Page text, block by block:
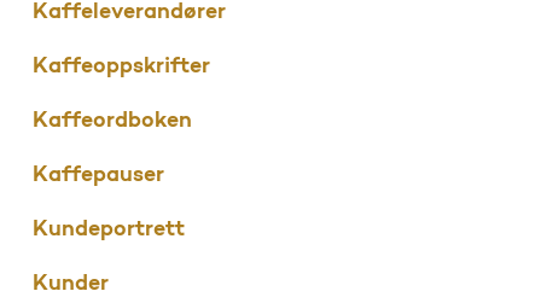
Kaffeleverandører
Kaffeoppskrifter
Kaffeordboken
Kaffepauser
Kundeportrett
Kunder